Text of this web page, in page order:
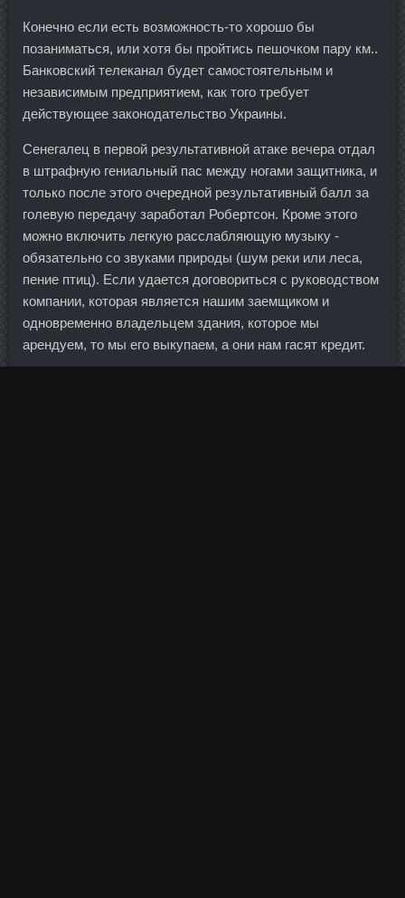
Конечно если есть возможность-то хорошо бы
позаниматься, или хотя бы пройтись пешочком пару км..
Банковский телеканал будет самостоятельным и
независимым предприятием, как того требует
действующее законодательство Украины.
Сенегалец в первой результативной атаке вечера отдал
в штрафную гениальный пас между ногами защитника, и
только после этого очередной результативный балл за
голевую передачу заработал Робертсон. Кроме этого
можно включить легкую расслабляющую музыку -
обязательно со звуками природы (шум реки или леса,
пение птиц). Если удается договориться с руководством
компании, которая является нашим заемщиком и
одновременно владельцем здания, которое мы
арендуем, то мы его выкупаем, а они нам гасят кредит.